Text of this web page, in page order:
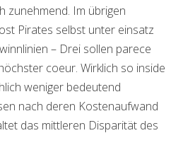
zunehmend. Im übrigen
Pirates selbst unter einsatz
– Drei sollen parece
coeur. Wirklich so inside
weniger bedeutend
nach deren Kostenaufwand
das mittleren Disparität des